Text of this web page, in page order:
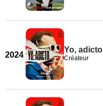
2024
Yo, adicto
Créateur